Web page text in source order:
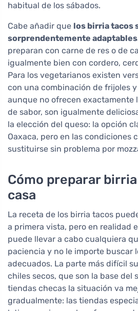
habitual de los sábados.
Cabe añadir que los birria tacos
sorprendentemente
preparan con carne de res o de
igualmente bien con cordero,
Para los vegetarianos existen
con una combinación de frijoles
aunque no ofrecen exactamente
de sabor, son igualmente
la elección del queso: la opción
Oaxaca, pero en las condiciones
sustituirse sin problema por
Cómo preparar
casa
La receta de los birria tacos
a primera vista, pero en realidad
puede llevar a cabo cualquiera
paciencia y no le importe buscar
adecuados. La parte más difícil
chiles secos, que son la base del
tiendas checas la situación va
gradualmente: las tiendas